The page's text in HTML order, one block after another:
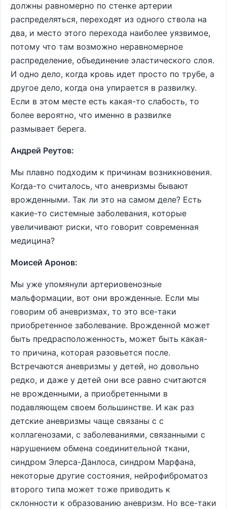
должны равномерно по стенке артерии
распределяться, переходят из одного ствола на
два, и место этого перехода наиболее уязвимое,
потому что там возможно неравномерное
распределение, объединение эластического слоя.
И одно дело, когда кровь идет просто по трубе, а
другое дело, когда она упирается в развилку.
Если в этом месте есть какая-то слабость, то
более вероятно, что именно в развилке
размывает берега.
Андрей Реутов:
Мы плавно подходим к причинам возникновения.
Когда-то считалось, что аневризмы бывают
врожденными. Так ли это на самом деле? Есть
какие-то системные заболевания, которые
увеличивают риски, что говорит современная
медицина?
Моисей Аронов:
Мы уже упомянули артериовенозные
мальформации, вот они врожденные. Если мы
говорим об аневризмах, то это все-таки
приобретенное заболевание. Врожденной может
быть предрасположенность, может быть какая-
то причина, которая разовьется после.
Встречаются аневризмы у детей, но довольно
редко, и даже у детей они все равно считаются
не врожденными, а приобретенными в
подавляющем своем большинстве. И как раз
детские аневризмы чаще связаны с с
коллагенозами, с заболеваниями, связанными с
нарушением обмена соединительной ткани,
синдром Элерса-Данлоса, синдром Марфана,
некоторые другие состояния, нейрофиброматоз
второго типа может тоже приводить к
склонности к образованию аневризм. Но все-таки